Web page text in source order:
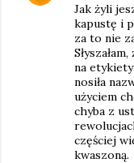
Jak żyli
kapustę i
za to nie
na
nosiła
użyciem
chyba z
częściej
kwaszoną.